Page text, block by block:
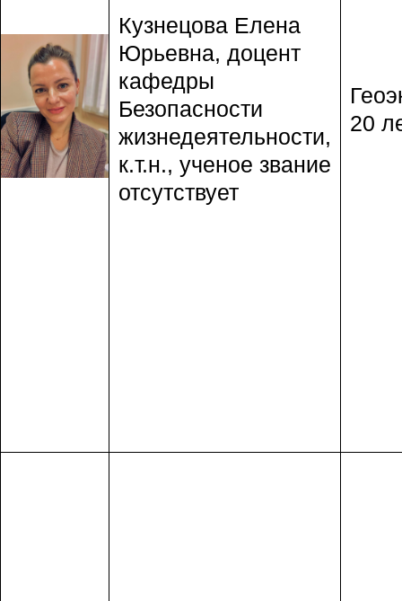
Кузнецова Елена
Юрьевна, доцент
кафедры
Безопасности
жизнедеятельности,
к.т.н., ученое звание
отсутствует
20